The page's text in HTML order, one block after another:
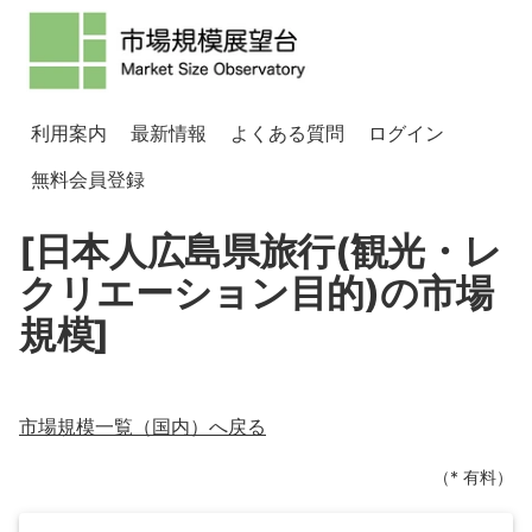
利用案内 最新情報 よくある質問
ログイン
無料会員登録
[日本人広島県旅行(観光・レ
クリエーション目的)の市場
規模]
市場規模一覧（国内）へ戻る
（* 有料）